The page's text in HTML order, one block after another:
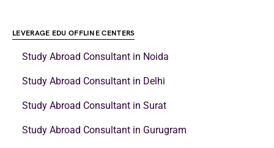
LEVERAGE EDU OFFLINE CENTERS
Study Abroad Consultant in Noida
Study Abroad Consultant in Delhi
Study Abroad Consultant in Surat
Study Abroad Consultant in Gurugram